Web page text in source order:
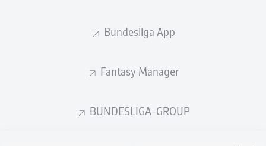
Bundesliga App
Fantasy Manager
BUNDESLIGA-GROUP
إحصائيات موسم 2026/2027